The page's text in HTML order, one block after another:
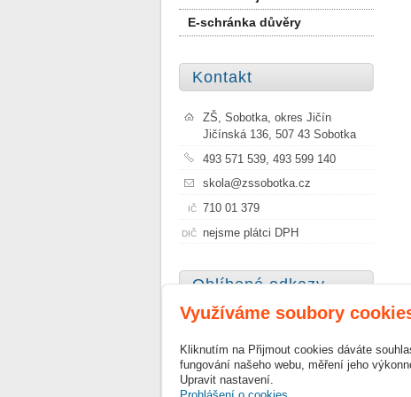
E-schránka důvěry
Kontakt
ZŠ, Sobotka, okres Jičín
Jičínská 136, 507 43 Sobotka
493 571 539, 493 599 140
skola@zssobotka.cz
IČ 710 01 379
DIČ nejsme plátci DPH
Oblíbené odkazy
Szkoła Podstawowa Nr 1 im.
Janusza Korczaka w Sobótce
Využíváme soubory
Kliknutím na Přijmout cookies dáváte
fungování našeho webu, měření jeho
Upravit nastavení.